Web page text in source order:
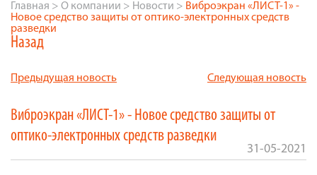
Главная > О компании > Новости > Виброэкран «ЛИСТ-1» -
Новое средство защиты от оптико-электронных средств
разведки
Назад
Предыдущая новость Следующая новость
Виброэкран «ЛИСТ-1» - Новое средство защиты от
оптико-электронных средств разведки
31-05-2021